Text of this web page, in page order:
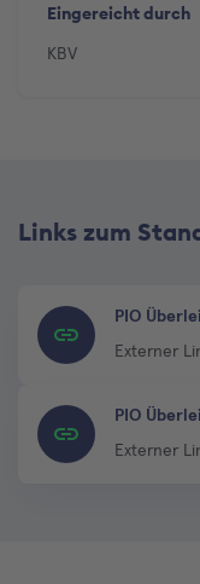
Eingereicht durch
KBV
Links zum
PIO
Externer
PIO
Externer